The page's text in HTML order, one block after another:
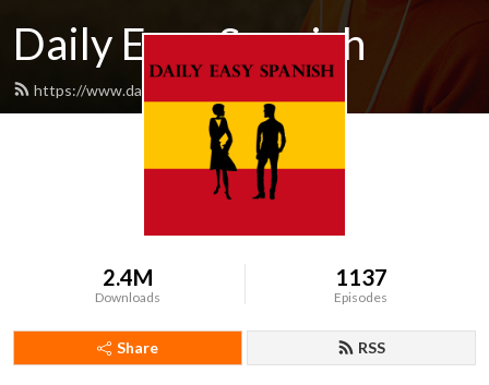
Daily Easy Spanish
https://www.dailyeasyspanish.com/feed.xml
2.4M
Downloads
1137
Episodes
Share RSS